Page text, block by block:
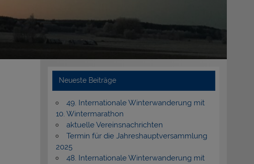
Neueste Beiträge
49. Internationale Winterwanderung mit
10. Wintermarathon
aktuelle Vereinsnachrichten
Termin für die Jahreshauptversammlung
2025
48. Internationale Winterwanderung mit